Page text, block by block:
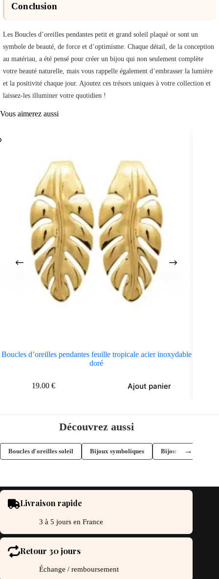
Conclusion
Les Boucles d’oreilles pendantes petit et grand soleil plaqué or sont un
symbole de beauté, de force et d’optimisme. Chaque détail, de la conception
au matériau, a été pensé pour créer un bijou qui non seulement complète
votre beauté naturelle, mais vous rappelle également d’embrasser la lumière
et la positivité chaque jour. Ajoutez ces trésors uniques à votre collection et
laissez-les illuminer votre quotidien !
Vous aimerez aussi
Boucles d’oreilles pendantes feuille tropicale acier inoxydable
doré
19.00 € Ajout panier
Découvrez aussi
Boucles d'oreilles soleil Bijoux symboliques Bijoux célestes
→
Livraison rapide
3 à 5 jours en France
Retour 30 jours
Échange / remboursement